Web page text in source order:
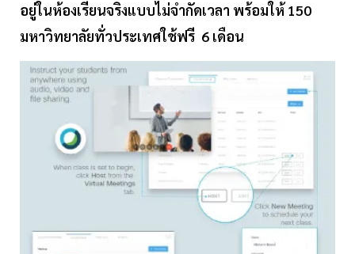
อยู่ในห้องเรียนจริงแบบไม่จำกัดเวลา พร้อมให้ 150
มหาวิทยาลัยทั่วประเทศใช้ฟรี 6 เดือน